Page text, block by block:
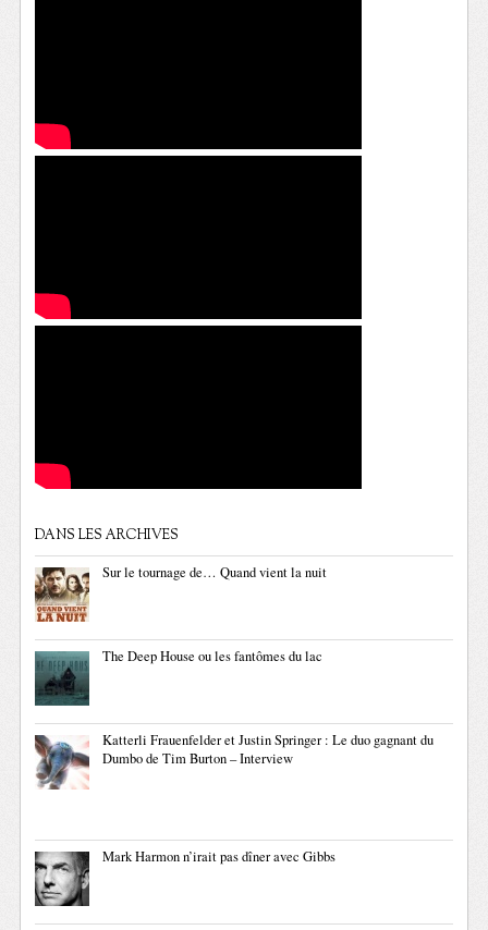
DANS LES ARCHIVES
Sur le tournage de… Quand vient la nuit
The Deep House ou les fantômes du lac
Katterli Frauenfelder et Justin Springer : Le duo gagnant du
Dumbo de Tim Burton – Interview
Mark Harmon n’irait pas dîner avec Gibbs